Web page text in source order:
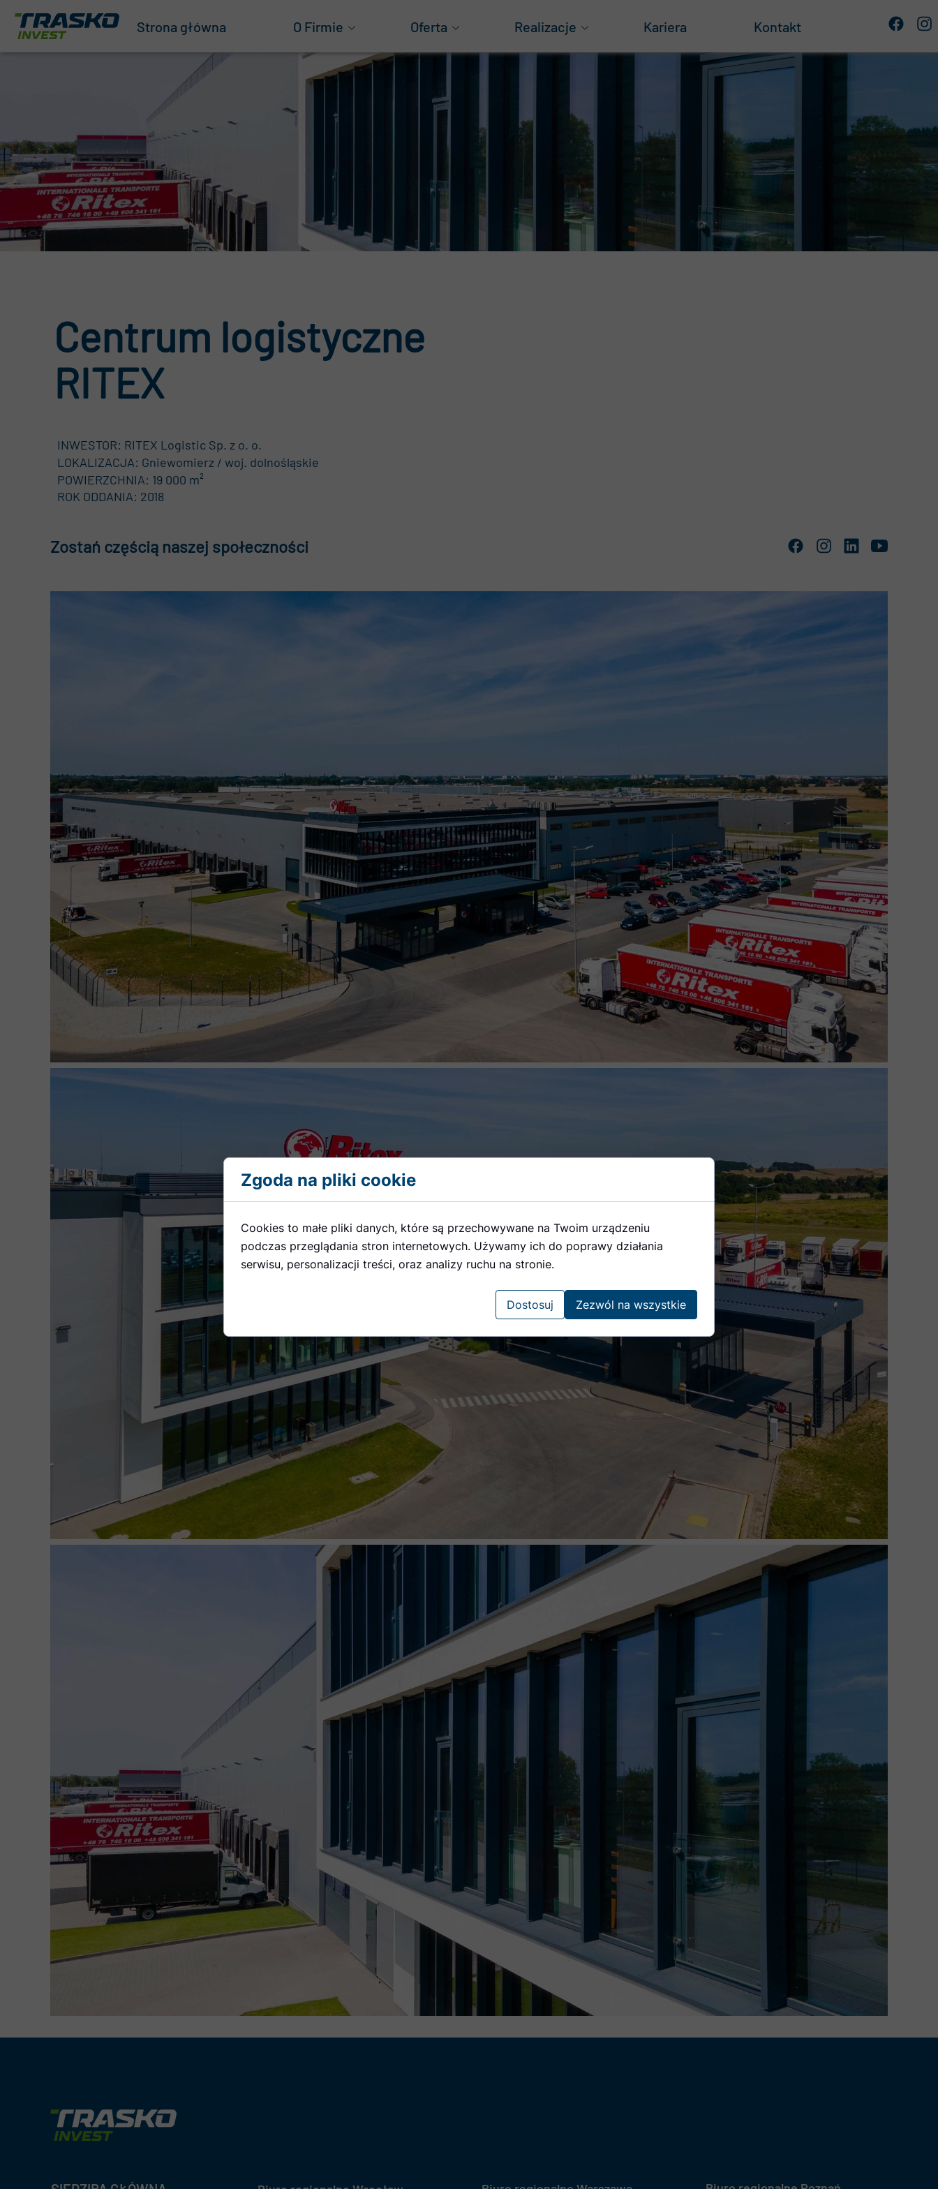
Strona główna O Firmie
Nasza historia
Nagrody
Kwartalnik
Oferta
Projektowanie
Konstrukcje aluminiowe
Realizacje
Obiekty logistyczne
Magazyny wysokiego składowania
Obiekty mieszkaniowe
Obiekty handlowe
Kariera Kontakt
Zostań częścią naszej społeczności
Centrum logistyczne
RITEX
INWESTOR: RITEX Logistic Sp. z o. o.
LOKALIZACJA: Gniewomierz / woj. dolnośląskie
POWIERZCHNIA: 19 000 m²
ROK ODDANIA: 2018
Zgoda na pliki cookie
Cookies to małe pliki danych, które są przechowywane na Twoim urządzeniu
podczas przeglądania stron internetowych. Używamy ich do poprawy działania
serwisu, personalizacji treści, oraz analizy ruchu na stronie.
Dostosuj Zezwól na wszystkie